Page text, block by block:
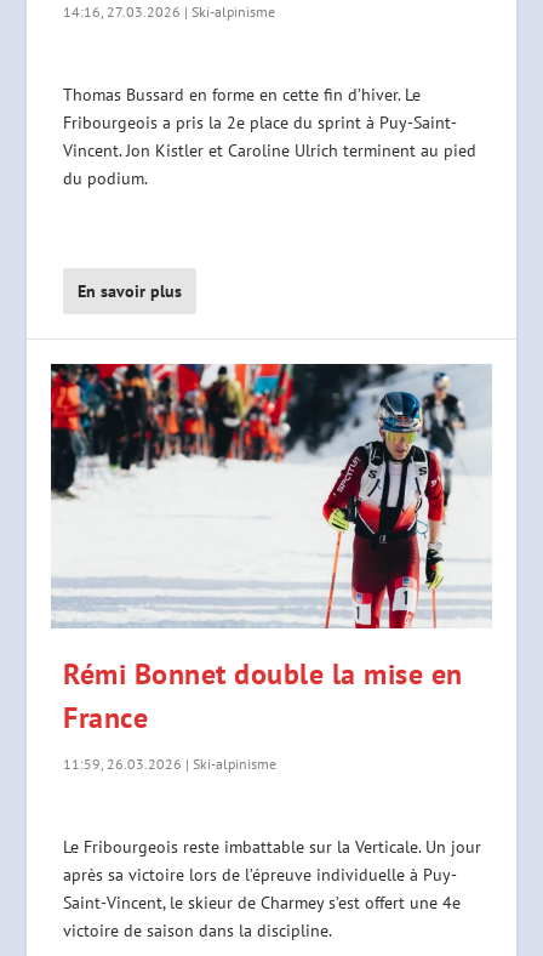
14:16, 27.03.2026 | Ski-alpinisme
Thomas Bussard en forme en cette fin d’hiver. Le
Fribourgeois a pris la 2e place du sprint à Puy-Saint-
Vincent. Jon Kistler et Caroline Ulrich terminent au pied
du podium.
En savoir plus
Rémi Bonnet double la mise en
France
11:59, 26.03.2026 |Ski-alpinisme
Le Fribourgeois reste imbattable sur la Verticale. Un jour
après sa victoire lors de l’épreuve individuelle à Puy-
Saint-Vincent, le skieur de Charmey s’est offert une 4e
victoire de saison dans la discipline.